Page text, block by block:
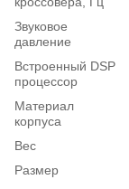
Звуковое
давление
Встроенный DSP
процессор
Материал
корпуса
Вес
Размер